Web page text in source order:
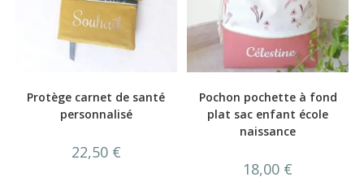
Protège carnet de santé
personnalisé
22,50 €
Pochon pochette à fond
plat sac enfant école
naissance
18,00 €